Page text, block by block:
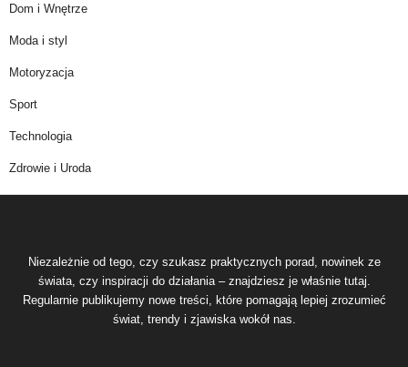
Dom i Wnętrze
Moda i styl
Motoryzacja
Sport
Technologia
Zdrowie i Uroda
Niezależnie od tego, czy szukasz praktycznych porad, nowinek ze
świata, czy inspiracji do działania – znajdziesz je właśnie tutaj.
Regularnie publikujemy nowe treści, które pomagają lepiej zrozumieć
świat, trendy i zjawiska wokół nas.